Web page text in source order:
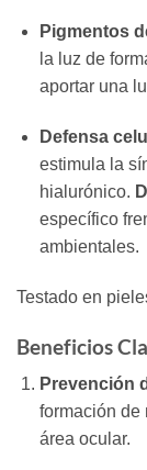
Pigmentos
la luz de
aportar una
Defensa
estimula la
hialurónico.
específico
ambientales.
Testado en
Beneficios
Prevención
formación de
área ocular.